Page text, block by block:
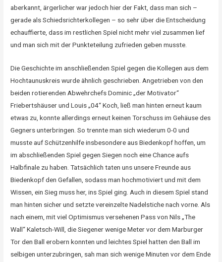
aberkannt, ärgerlicher war jedoch hier der Fakt, dass man sich –
gerade als Schiedsrichterkollegen – so sehr über die Entscheidung
echauffierte, dass im restlichen Spiel nicht mehr viel zusammen lief
und man sich mit der Punkteteilung zufrieden geben musste.
Die Geschichte im anschließenden Spiel gegen die Kollegen aus dem
Hochtaunuskreis wurde ähnlich geschrieben. Angetrieben von den
beiden rotierenden Abwehrchefs Dominic „der Motivator“
Friebertshäuser und Louis „04“ Koch, ließ man hinten erneut kaum
etwas zu, konnte allerdings erneut keinen Torschuss im Gehäuse des
Gegners unterbringen. So trennte man sich wiederum 0-0 und
musste auf Schützenhilfe insbesondere aus Biedenkopf hoffen, um
im abschließenden Spiel gegen Siegen noch eine Chance aufs
Halbfinale zu haben. Tatsächlich taten uns unsere Freunde aus
Biedenkopf den Gefallen, sodass man hochmotiviert und mit dem
Wissen, ein Sieg muss her, ins Spiel ging. Auch in diesem Spiel stand
man hinten sicher und setzte vereinzelte Nadelstiche nach vorne. Als
nach einem, mit viel Optimismus versehenen Pass von Nils „The
Wall“ Kaletsch-Will, die Siegener wenige Meter vor dem Marburger
Tor den Ball erobern konnten und leichtes Spiel hatten den Ball im
selbigen unterzubringen, sah man sich wenige Minuten vor dem Ende